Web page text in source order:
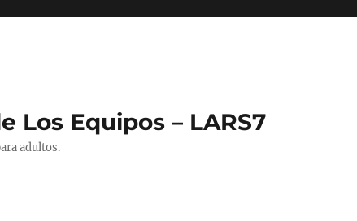
Los Equipos – LARS7
adultos.